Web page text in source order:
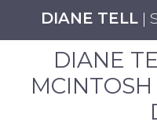
DIANE TELL|
DIANE